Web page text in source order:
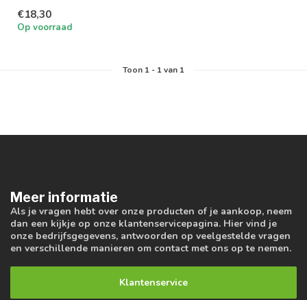
€18,30
Op voorraad
Toon 1- 1van 1
Meer informatie
Als je vragen hebt over onze producten of je aankoop, neem
dan een kijkje op onze klantenservicepagina. Hier vind je
onze bedrijfsgegevens, antwoorden op veelgestelde vragen
en verschillende manieren om contact met ons op te nemen.
Klantenservice